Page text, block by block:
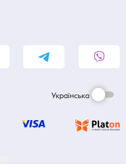
Українська